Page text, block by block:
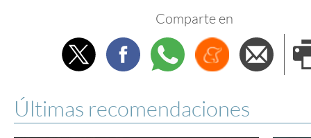
Comparte en
TwitterFacebookWhatsappMenéame
Últimas recomendaciones